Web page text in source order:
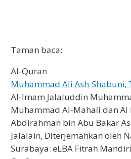
Taman baca:
Al-Quran
Muhammad Ali Ash-Shabuni,
Al-Imam Jalaluddin
Muhammad Al-Mahali dan Al
Abdirahman bin Abu Bakar
Jalalain, Diterjemahkan oleh
Surabaya: eLBA Fitrah